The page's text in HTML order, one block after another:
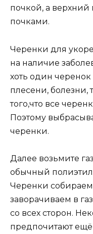
почкой, а
почками.
Черенки для
на наличие
хоть один
плесени, болезни,
того,что все
Поэтому
черенки.
Далее возьмите
обычный
Черенки собираем
заворачиваем в
со всех сторон.
предпочитают